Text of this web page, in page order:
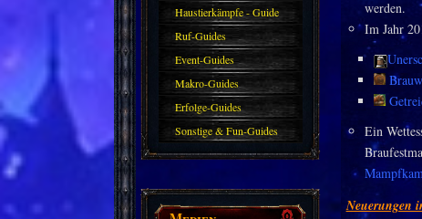
Haustiere
Haustierkämpfe - Guide
Ruf-Guides
Event-Guides
Makro-Guides
Erfolge-Guides
Sonstige & Fun-Guides
werden.
Im Jahr
Ein
Neuerungen